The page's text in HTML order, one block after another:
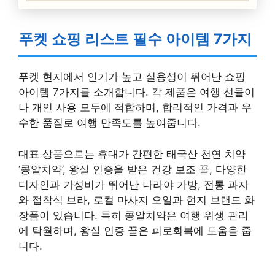
푸켓 쇼핑 리스트 필수 아이템 7가지
푸켓 현지에서 인기가 높고 실용성이 뛰어난 쇼핑
아이템 7가지를 소개합니다. 각 제품은 여행 선물이
나 개인 사용 모두에 적합하며, 합리적인 가격과 우
수한 품질로 여행 만족도를 높여줍니다.
대표 상품으로는 휴대가 간편한 태국산 천연 치약
‘콩알치약’, 왕실 인증을 받은 건강 보조 꿀, 다양한
디자인과 가성비가 뛰어난 나라야 가방, 전통 과자
와 접착식 브라, 로컬 마사지 오일과 현지 브랜드 화
장품이 있습니다. 특히 콩알치약은 여행 위생 관리
에 탁월하며, 왕실 인증 꿀은 피로회복에 도움을 줍
니다.